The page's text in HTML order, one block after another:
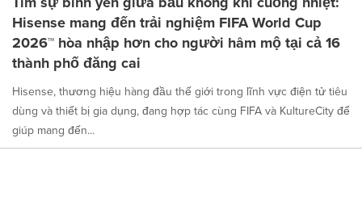
Hisense mang đến trải nghiệm FIFA World Cup
2026™ hòa nhập hơn cho người hâm mộ tại cả 16
thành phố đăng cai
Hisense, thương hiệu hàng đầu thế giới trong lĩnh vực điện tử tiêu
dùng và thiết bị gia dụng, đang hợp tác cùng FIFA và KultureCity để
giúp mang đến...